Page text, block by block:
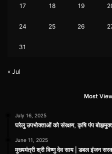
17 18 19
24 25 26
31
« Jul
Most
July 16, 2025
घरेलु उपभोक्ताओं को संरक्षण, कृषि पंप
June 11, 2025
मुख्यमंत्री श्री विष्णु देव साय | डबल इंजन